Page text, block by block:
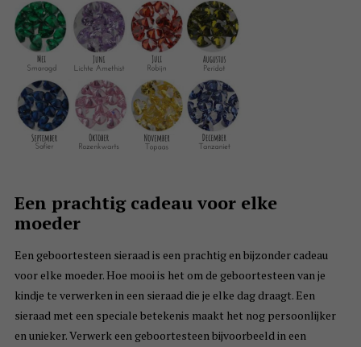
Een prachtig cadeau voor elke
moeder
Een geboortesteen sieraad is een prachtig en bijzonder cadeau
voor elke moeder. Hoe mooi is het om de geboortesteen van je
kindje te verwerken in een sieraad die je elke dag draagt. Een
sieraad met een speciale betekenis maakt het nog persoonlijker
en unieker. Verwerk een geboortesteen bijvoorbeeld in een